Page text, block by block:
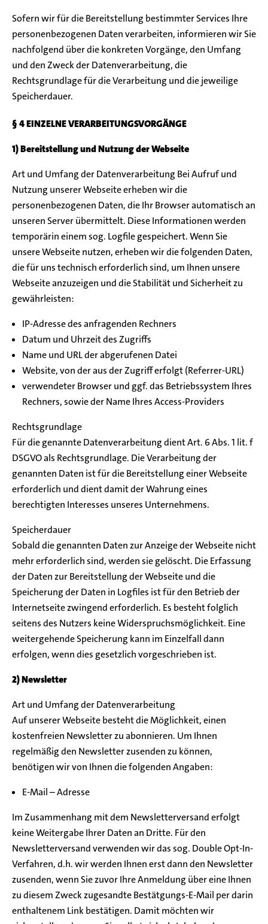
Sofern wir für die Bereitstellung bestimmter Services Ihre
personenbezogenen Daten verarbeiten, informieren wir Sie
nachfolgend über die konkreten Vorgänge, den Umfang
und den Zweck der Datenverarbeitung, die
Rechtsgrundlage für die Verarbeitung und die jeweilige
Speicherdauer.
§ 4 EINZELNE VERARBEITUNGSVORGÄNGE
1) Bereitstellung und Nutzung der Webseite
Art und Umfang der Datenverarbeitung Bei Aufruf und
Nutzung unserer Webseite erheben wir die
personenbezogenen Daten, die Ihr Browser automatisch an
unseren Server übermittelt. Diese Informationen werden
temporärin einem sog. Logfile gespeichert. Wenn Sie
unsere Webseite nutzen, erheben wir die folgenden Daten,
die für uns technisch erforderlich sind, um Ihnen unsere
Webseite anzuzeigen und die Stabilität und Sicherheit zu
gewährleisten:
IP-Adresse des anfragenden Rechners
Datum und Uhrzeit des Zugriffs
Name und URL der abgerufenen Datei
Website, von der aus der Zugriff erfolgt (Referrer-URL)
verwendeter Browser und ggf. das Betriebssystem Ihres
Rechners, sowie der Name Ihres Access-Providers
Rechtsgrundlage
Für die genannte Datenverarbeitung dient Art. 6 Abs. 1 lit. f
DSGVO als Rechtsgrundlage. Die Verarbeitung der
genannten Daten ist für die Bereitstellung einer Webseite
erforderlich und dient damit der Wahrung eines
berechtigten Interesses unseres Unternehmens.
Speicherdauer
Sobald die genannten Daten zur Anzeige der Webseite nicht
mehr erforderlich sind, werden sie gelöscht. Die Erfassung
der Daten zur Bereitstellung der Webseite und die
Speicherung der Daten in Logfiles ist für den Betrieb der
Internetseite zwingend erforderlich. Es besteht folglich
seitens des Nutzers keine Widerspruchsmöglichkeit. Eine
weitergehende Speicherung kann im Einzelfall dann
erfolgen, wenn dies gesetzlich vorgeschrieben ist.
2) Newsletter
Art und Umfang der Datenverarbeitung
Auf unserer Webseite besteht die Möglichkeit, einen
kostenfreien Newsletter zu abonnieren. Um Ihnen
regelmäßig den Newsletter zusenden zu können,
benötigen wir von Ihnen die folgenden Angaben:
E-Mail – Adresse
Im Zusammenhang mit dem Newsletterversand erfolgt
keine Weitergabe Ihrer Daten an Dritte. Für den
Newsletterversand verwenden wir das sog. Double Opt-In-
Verfahren, d.h. wir werden Ihnen erst dann den Newsletter
zusenden, wenn Sie zuvor Ihre Anmeldung über eine Ihnen
zu diesem Zweck zugesandte Bestätgungs-E-Mail per darin
enthaltenem Link bestätigen. Damit möchten wir